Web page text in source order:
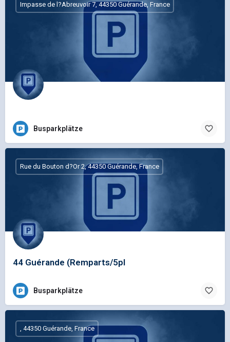
Impasse de l?Abreuvoir 7, 44350 Guérande, France
Busparkplätze
44 Guérande (Remparts/5pl
Rue du Bouton d?Or 2, 44350 Guérande, France
Busparkplätze
, 44350 Guérande, France